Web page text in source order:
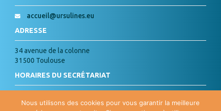
accueil@ursulines.eu
ADRESSE
34 avenue de la colonne
31500 Toulouse
HORAIRES DU SECRÉTARIAT
de 8h à 18h
Nous utilisons des cookies pour vous garantir la meilleure